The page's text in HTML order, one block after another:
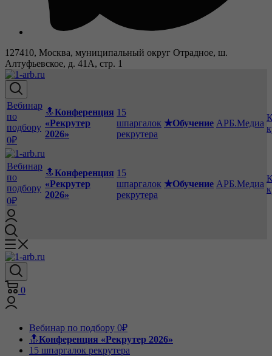
127410, Москва, муниципальный округ Отрадное, ш.
Алтуфьевское, д. 41А, стр. 1
Вебинар
по
подбору
0₽
🔝Конференция
«Рекрутер
2026»
15
шпаргалок
рекрутера
★Обучение АРБ.Медиа
Вебинар
по
подбору
0₽
🔝Конференция
«Рекрутер
2026»
15
шпаргалок
рекрутера
★Обучение АРБ.Медиа
0
Вебинар по подбору 0₽
🔝Конференция «Рекрутер 2026»
15 шпаргалок рекрутера